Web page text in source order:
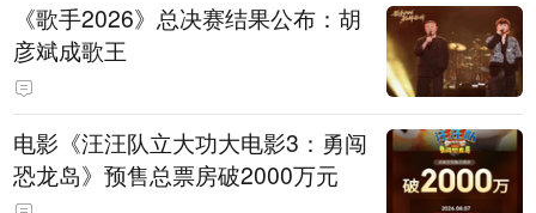
《歌手2026》总决赛结果公布：胡
彦斌成歌王
电影《汪汪队立大功大电影3：勇闯
恐龙岛》预售总票房破2000万元